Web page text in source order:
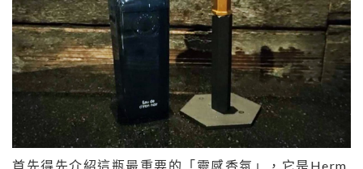
首先得先介紹這瓶最重要的「靈感香氛」，它是Herm